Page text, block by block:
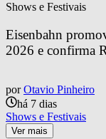
Shows e Festivais
Eisenbahn
2026 e confirma
por Otavio Pinheiro
há 7 dias
Shows e Festivais
Ver mais